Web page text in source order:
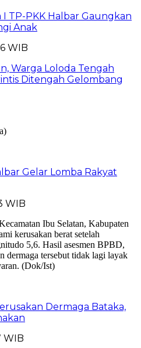
I TP-PKK Halbar Gaungkan
Anak
WIB
Warga Loloda Tengah
Ditengah Gelombang
Gelar Lomba Rakyat
WIB
Dermaga Bataka,
WIB